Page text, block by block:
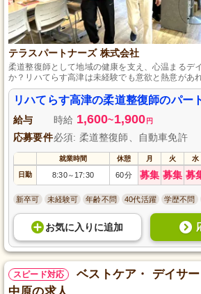
テラスパートナーズ 株式会社
柔道整復師として地域の健康を支え、心温まるデ
か？リハてらす高津は未経験でも意欲と熱意があ
なれる環境を提供します。神奈川県川崎市高津区
生活の質向上を目指しています。温かい人間関係
成長できる喜びを感じてみませんか？
リハてらす高津の柔道整復師のパー
給与 時給 1,600~1,900 円
応募要件必須: 柔道整復師、自動車免許
就業時間 休憩 月 火 水
日勤 8:30～ 17:30 60分 募集 募集 募
新卒可 未経験可 年齢不問 40代活躍 学歴不問
お気に入り に追加
スピード対応
ベストケア・ デイサ